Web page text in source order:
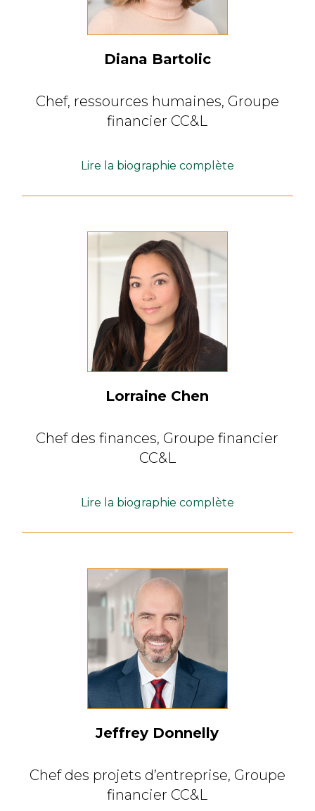
Diana Bartolic
Chef, ressources humaines, Groupe
financier CC&L
Lire la biographie complète
Lorraine Chen
Chef des finances, Groupe financier
CC&L
Lire la biographie complète
Jeffrey Donnelly
Chef des projets d’entreprise, Groupe
financier CC&L